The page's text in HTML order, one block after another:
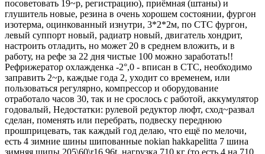
посоветовать 19~р, регистрацию), приёмная (штаны) и
глушитель новые, резина в очень хорошем состоянии, фургон
изотерма, оцинкованный изнутри, 3*2*2м, по СТС фургон,
левый суппорт новый, радиатр новый, двигатель хондрит,
настроить отладить, но может 20 в среднем вложить, и в
работу, на рефе за 22 дня чистые 100 можно заработать!!
Рефрижератор охлажденка -2°,0 - вписан в СТС, необходимо
заправить 2~р, каждые года 2, уходит со временем, или
пользоваться регулярно, компрессор и оборудование
отработало часов 30, так и не срослось с работой, аккумулятор
годовалый, Недостатки: рулевой редуктор люфт, сход~развал
сделан, поменять или перебрать, подвеску переднюю
прошприцевать, так каждый год делаю, что ещё по мелочи,
есть 4 зимние шины шипованные nokian hakkapelitta 7 шина
зимняя шипы 205\60\r16 96t, нагрузка 710 кг (то есть 4 на 710